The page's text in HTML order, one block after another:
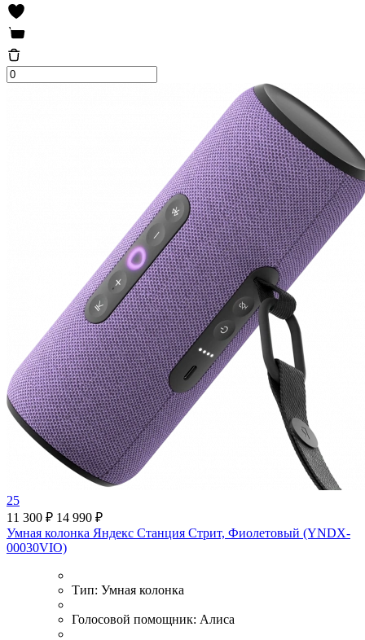
25
11 300 ₽ 14 990 ₽
Умная колонка Яндекс Станция Стрит, Фиолетовый (YNDX-
00030VIO)
Тип: Умная колонка
Голосовой помощник: Алиса